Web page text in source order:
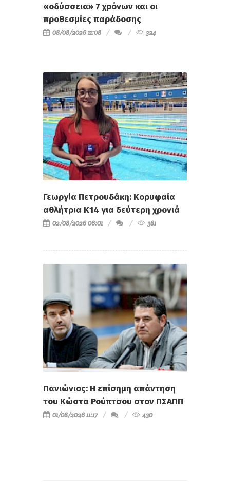
«οδύσσεια» 7 χρόνων και οι
προθεσμίες παράδοσης
08/08/2026 11:08 324
Γεωργία Πετρουδάκη: Κορυφαία
αθλήτρια Κ14 για δεύτερη χρονιά
02/08/2026 06:01 381
Πανιώνιος: Η επίσημη απάντηση
του Κώστα Ρούπτσου στον ΠΣΑΠΠ
01/08/2026 11:17 430